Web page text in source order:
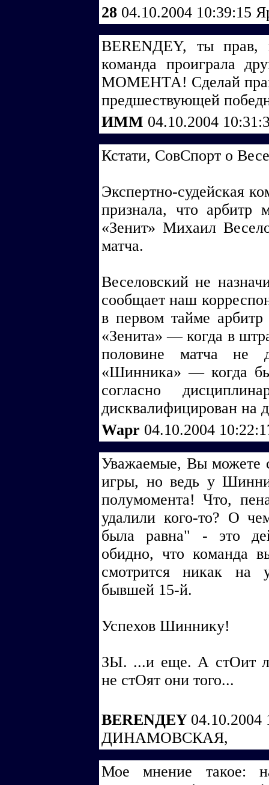
28 04.10.2004 10:39:15
BERENДEY, ты прав,
команда проиграла
МОМЕНТА! Сделай
предшествующей
ИММ 04.10.2004
Кстати, СовСпорт о
Экспертно-судейская
признала, что
«Зенит» Михаил
матча.
Веселовский не
сообщает наш
в первом тайме арбитр
«Зенита» — когда в
половине матча не
«Шинника» — когда
согласно
дисквалифицирован на
Wapr 04.10.2004
Уважаемые, Вы можете
игры, но ведь у
полумомента! Что,
удалили кого-то? О
была равна" - это
обидно, что команда
смотрится никак на
бывшей 15-й.
Успехов Шиннику!
ЗЫ. ...и еще. А стОит
не стОят они того...
BERENДEY 04.10.2004
ДИНАМОВСКАЯ,
Мое мнение такое: